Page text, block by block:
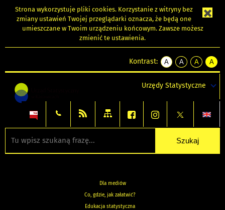
Strona wykorzystuje pliki cookies. Korzystanie z witryny bez
zmiany ustawień Twojej przeglądarki oznacza, że będą one
umieszczane w Twoim urządzeniu końcowym. Zawsze możesz
zmienić te ustawienia.
Kontrast:
A
kontrast
A
kontrast
tekst
czarnym
A
kontrast
tekst
czarnym
A
tekst
żółtym
Urzędy Statystyczne
Dla mediów
Co, gdzie, jak załatwić?
Edukacja statystyczna